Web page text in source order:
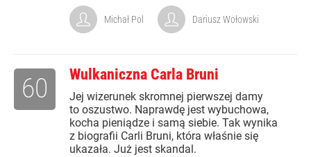
Michał Pol Dariusz Wołowski
Wulkaniczna Carla Bruni
Jej wizerunek skromnej pierwszej damy
to oszustwo. Naprawdę jest wybuchowa,
kocha pieniądze i samą siebie. Tak wynika
z biografii Carli Bruni, która właśnie się
ukazała. Już jest skandal.
60